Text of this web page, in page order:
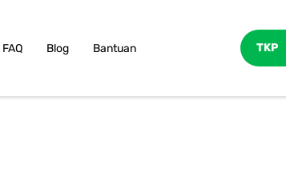
FAQ Blog Bantuan TKP